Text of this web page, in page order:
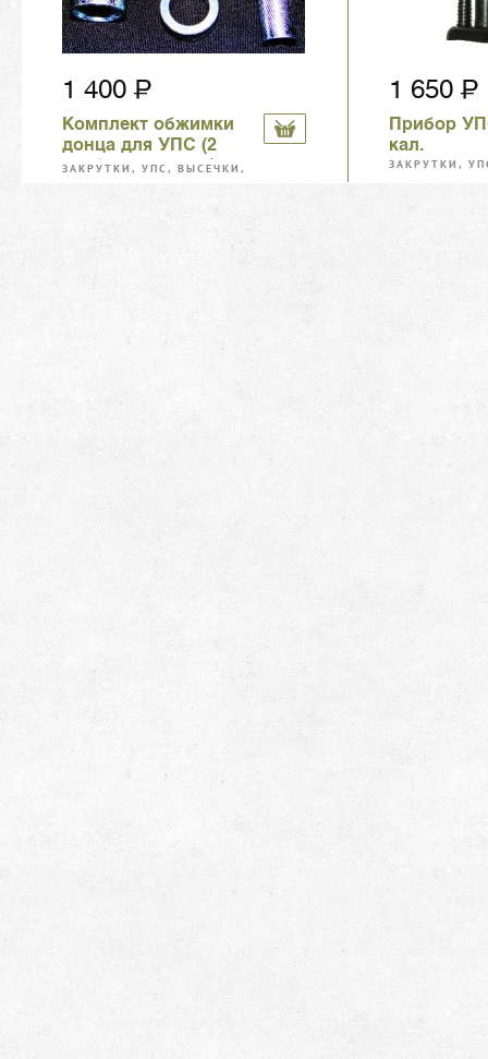
1 400
Комплект обжимки
донца для УПС (2
трубки, 4 кольца)
ЗАКРУТКИ, УПС, ВЫСЕЧКИ,
1 650
Прибор
кал.
ЗАКРУТКИ,